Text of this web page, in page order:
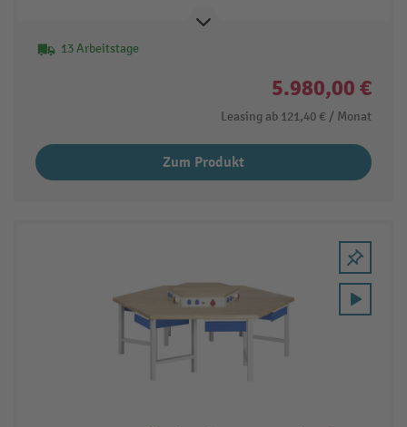
13 Arbeitstage
5.980,00 €
Leasing ab 121,40 € / Monat
Zum Produkt